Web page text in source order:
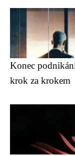
Konec
krok za krokem